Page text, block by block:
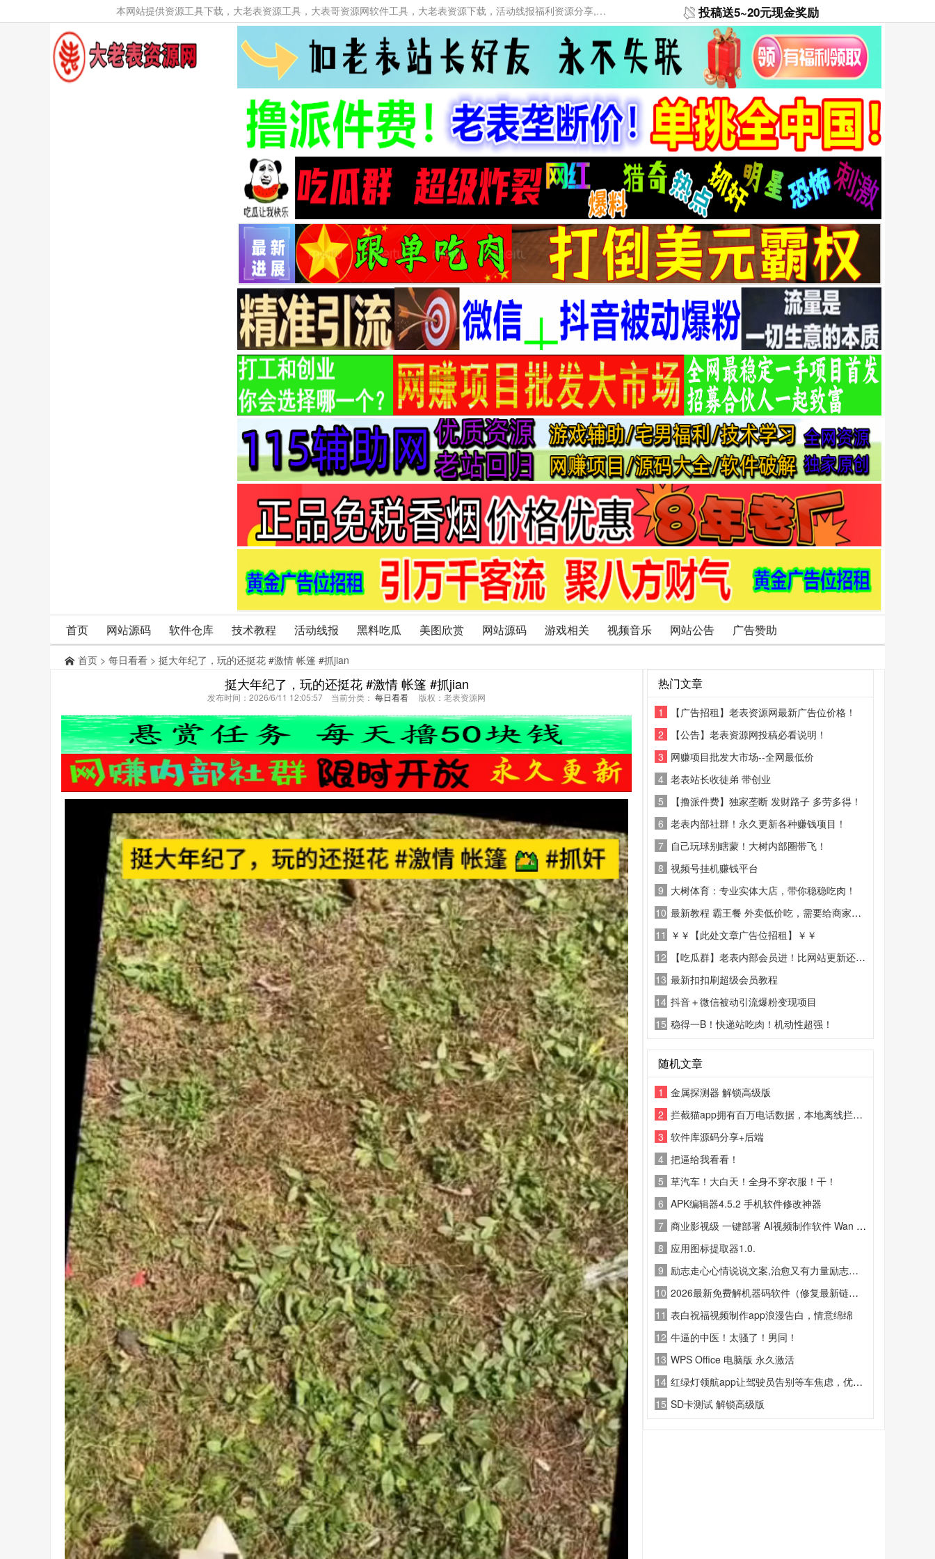
本网站提供资源工具下载，大老表资源工具，大表哥资源网软件工具，大老表资源下载，活动线报福利资源分享,活动线报，大型网游经典游戏，网络热门技术游戏辅助交流与分享。 投稿送5~20元现金奖励
首页 网站源码 软件仓库 技术教程 活动线报 黑料吃瓜 美图欣赏 网站源码 游戏相关 视频音乐 网站公告 广告赞助
首页 > 每日看看 > 挺大年纪了，玩的还挺花 #激情 帐篷 #抓jian
挺大年纪了，玩的还挺花 #激情 帐篷 #抓jian
发布时间：2026/6/11 12:05:57 当前分类： 每日看看 版权：老表资源网
热门文章
1
【广告招租】老表资源网最新广告位价格！
2
【公告】老表资源网投稿必看说明！
3 网赚项目批发大市场--全网最低价
4 老表站长收徒弟 带创业
5
【撸派件费】独家垄断 发财路子 多劳多得！
6 老表内部社群！永久更新各种赚钱项目！
7 自己玩球别瞎蒙！大树内部圈带飞！
8 视频号挂机赚钱平台
9 大树体育：专业实体大店，带你稳稳吃肉！
10 最新教程 霸王餐 外卖低价吃，需要给商家好评
11 ￥￥【此处文章广告位招租】￥￥
12
【吃瓜群】老表内部会员进！比网站更新还精彩！
13 最新扣扣刷超级会员教程
14 抖音＋微信被动引流爆粉变现项目
15 稳得一B！快递站吃肉！机动性超强！
随机文章
1
金属探测器 解锁高级版
2 拦截猫app拥有百万电话数据，本地离线拦截，安全放心
3 软件库源码分享+后端
4 把逼给我看看！
5 草汽车！大白天！全身不穿衣服！干！
6 APK编辑器4.5.2 手机软件修改神器
7 商业影视级 一键部署 AI视频制作软件 Wan FusionX 图片生成动画
8 应用图标提取器1.0.
9 励志走心心情说说文案,治愈又有力量励志说说
10 2026最新免费解机器码软件（修复最新链接地址）
11 表白祝福视频制作app浪漫告白，情意绵绵
12 牛逼的中医！太骚了！男同！
13 WPS Office 电脑版 永久激活
14 红绿灯领航app让驾驶员告别等车焦虑，优化驾驶节奏，助力车辆轻松过灯
15 SD卡测试 解锁高级版